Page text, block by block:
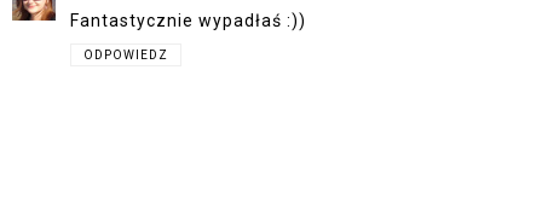
Fantastycznie wypadłaś :))
ODPOWIEDZ